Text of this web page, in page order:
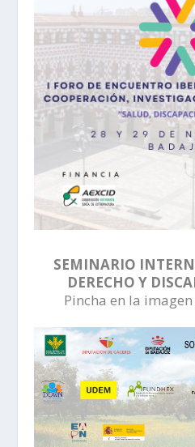
SEMINARIO
DERECHO Y
Pincha en la